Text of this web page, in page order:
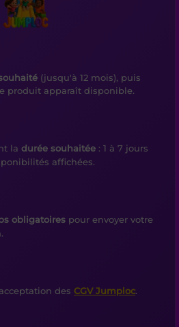
(jusqu'à 12 mois), puis
produit apparaît disponible.
la durée souhaitée : 1 à 7 jours
affichées.
obligatoires pour envoyer votre
des CGV Jumploc.